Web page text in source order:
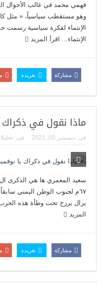
فهمي محمد في غالب الأحوال
وهو مستقطب سياسياً، « مثل
الإنتماء لفكرة سياسية رسمت
الإنتماء...
اقرأ المزيد
مشاركة تغريدة
ماذا نقول في ذكراك
فى: ديسمبر 05, 2021 فى:
٦٧م لجنوب الوطن اليمني
يزال يرزح تحت وطأة هذه الحرب
المزيد
مشاركة تغريدة